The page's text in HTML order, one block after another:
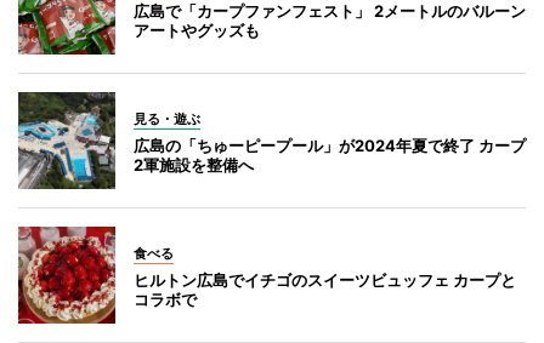
広島で「カープファンフェスト」 2メートルのバルーン
アートやグッズも
見る・遊ぶ
広島の「ちゅーピープール」が2024年夏で終了 カープ
2軍施設を整備へ
食べる
ヒルトン広島でイチゴのスイーツビュッフェ カープと
コラボで